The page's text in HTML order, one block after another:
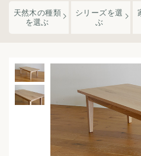
ザ・ペニーワイズについて
会社概要
会員登録
天然木の種類
を選ぶ
シリーズを選
ぶ